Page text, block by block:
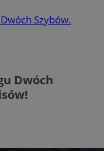
Szybów.
Dwóch